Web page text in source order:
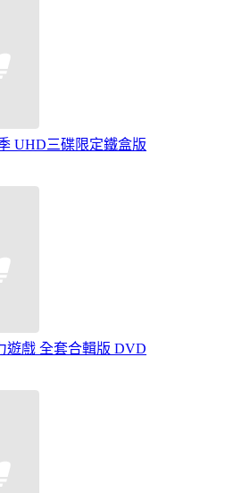
UHD三碟限定鐵盒版
遊戲 全套合輯版 DVD